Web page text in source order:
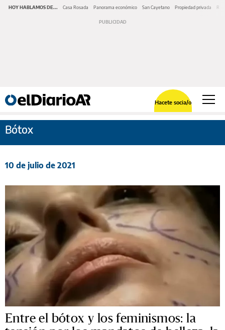
HOY HABLAMOS DE... Casa Rosada Panorama económico San Cayetano Propiedad privada
Hacete socia/o
Bótox
10 de julio de 2021
Entre el bótox y los feminismos: la